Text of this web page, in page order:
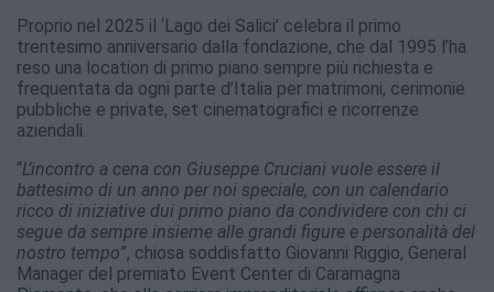
Proprio nel 2025 il ‘Lago dei Salici’ celebra il primo
trentesimo anniversario dalla fondazione, che dal 1995 l’ha
reso una location di primo piano sempre più richiesta e
frequentata da ogni parte d’Italia per matrimoni, cerimonie
pubbliche e private, set cinematografici e ricorrenze
aziendali.
“L’incontro a cena con Giuseppe Cruciani vuole essere il
battesimo di un anno per noi speciale, con un calendario
ricco di iniziative dui primo piano da condividere con chi ci
segue da sempre insieme alle grandi figure e personalità del
nostro tempo”, chiosa soddisfatto Giovanni Riggio, General
Manager del premiato Event Center di Caramagna